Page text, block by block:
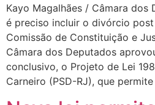
Kayo Magalhães / Câmara dos
é preciso incluir o divórcio
Comissão de Constituição e
Câmara dos Deputados
conclusivo, o Projeto de Lei
Carneiro (PSD-RJ), que